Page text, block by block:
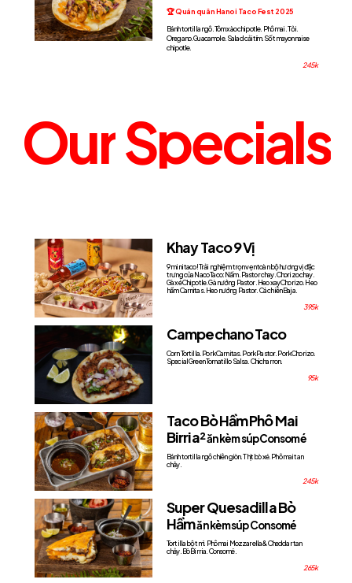
🏆 Quán quân Hanoi Taco Fest 2025
Bánh tortilla ngô. Tôm xào chipotle. Phô mai. Tỏi.
Oregano. Guacamole. Salad cải tím. Sốt mayonnaise
chipotle.
245k
OurSpecials
Khay Taco 9 Vị
9 mini taco! Trải nghiệm trọn vẹn toàn bộ hương vị đặc
trưng của Naco Taco: Nấm. Pastor chay. Chorizo chay.
Gà xé Chipotle. Gà nướng Pastor. Heo xay Chorizo. Heo
hầm Carnitas. Heo nướng Pastor. Cá chiên Baja.
395k
Campechano Taco
Corn Tortilla. Pork Carnitas. Pork Pastor. Pork Chorizo.
Special Green Tomatillo Salsa. Chicharron.
95k
Taco Bò Hầm Phô Mai
Birria²ăn kèm súp Consomé
Bánh tortilla ngô chiên giòn. Thịt bò xé. Phô mai tan
chảy.
245k
Super Quesadilla Bò
Hầmăn kèm súp Consomé
Tortilla bột mì. Phô mai Mozzarella & Cheddar tan
chảy. Bò Birria. Consomé.
265k